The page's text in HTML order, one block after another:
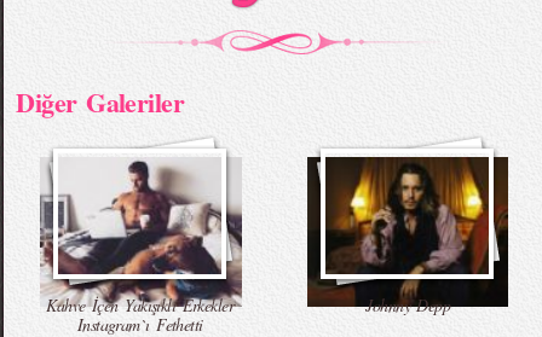
Diğer Galeriler
Kahve İçen Yakışıklı Erkekler
Instagram`ı Fethetti
Johnny Depp